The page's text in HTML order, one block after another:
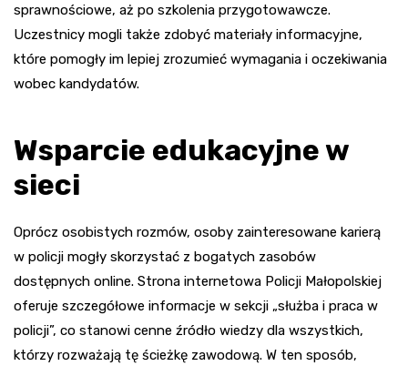
sprawnościowe, aż po szkolenia przygotowawcze.
Uczestnicy mogli także zdobyć materiały informacyjne,
które pomogły im lepiej zrozumieć wymagania i oczekiwania
wobec kandydatów.
Wsparcie edukacyjne w
sieci
Oprócz osobistych rozmów, osoby zainteresowane karierą
w policji mogły skorzystać z bogatych zasobów
dostępnych online. Strona internetowa Policji Małopolskiej
oferuje szczegółowe informacje w sekcji „służba i praca w
policji”, co stanowi cenne źródło wiedzy dla wszystkich,
którzy rozważają tę ścieżkę zawodową. W ten sposób,